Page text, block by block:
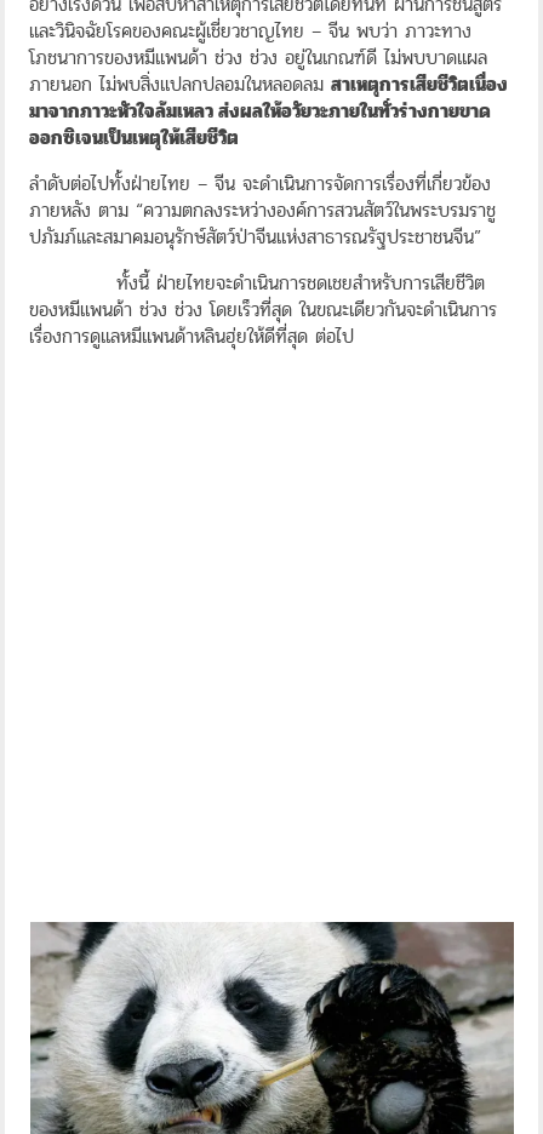
และวินิจฉัยโรคของคณะผู้เชี่ยวชาญไทย – จีน พบว่า ภาวะทาง
โภชนาการของหมีแพนด้า ช่วง ช่วง อยู่ในเกณฑ์ดี ไม่พบบาดแผล
ภายนอก ไม่พบสิ่งแปลกปลอมในหลอดลมสาเหตุการเสียชีวิตเนื่อง
มาจากภาวะหัวใจล้มเหลว ส่งผลให้อวัยวะภายในทั่วร่างกายขาด
ออกซิเจนเป็นเหตุให้เสียชีวิต
ลำดับต่อไปทั้งฝ่ายไทย – จีน จะดำเนินการจัดการเรื่องที่เกี่ยวข้อง
ภายหลัง ตาม “ความตกลงระหว่างองค์การสวนสัตว์ในพระบรมราชู
ปภัมภ์และสมาคมอนุรักษ์สัตว์ป่าจีนแห่งสาธารณรัฐประชาชนจีน”
ทั้งนี้ ฝ่ายไทยจะดำเนินการชดเชยสำหรับการเสียชีวิต
ของหมีแพนด้า ช่วง ช่วง โดยเร็วที่สุด ในขณะเดียวกันจะดำเนินการ
เรื่องการดูแลหมีแพนด้าหลินฮุ่ยให้ดีที่สุด ต่อไป